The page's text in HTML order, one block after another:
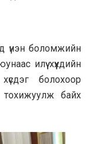
үнэн боломжийн
илүү хүүхдийн
болохоор
тохижуулж байх